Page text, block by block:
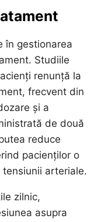
în gestionarea
Studiile
renunță la
frecvent din
și a
de două
reduce
pacienților o
arteriale.
zilnic,
asupra